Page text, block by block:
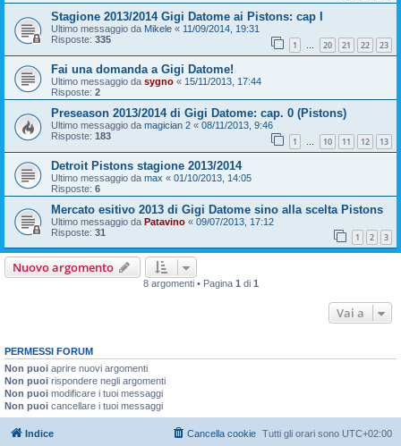
Stagione 2013/2014 Gigi Datome ai Pistons: cap I
Ultimo messaggio da Mikele « 11/09/2014, 19:31
Risposte: 335 1 … 20 21 22 23
Fai una domanda a Gigi Datome!
Ultimo messaggio da sygno « 15/11/2013, 17:44
Risposte: 2
Preseason 2013/2014 di Gigi Datome: cap. 0 (Pistons)
Ultimo messaggio da magician 2 « 08/11/2013, 9:46
Risposte: 183 1 … 10 11 12 13
Detroit Pistons stagione 2013/2014
Ultimo messaggio da max « 01/10/2013, 14:05
Risposte: 6
Mercato esitivo 2013 di Gigi Datome sino alla scelta Pistons
Ultimo messaggio da Patavino « 09/07/2013, 17:12
Risposte: 31 1 2 3
Nuovo argomento
8 argomenti • Pagina 1 di 1
Vai a
PERMESSI FORUM
Non puoi aprire nuovi argomenti
Non puoi rispondere negli argomenti
Non puoi modificare i tuoi messaggi
Non puoi cancellare i tuoi messaggi
Indice Tutti gli orari sono UTC+02:00
Cancella cookie